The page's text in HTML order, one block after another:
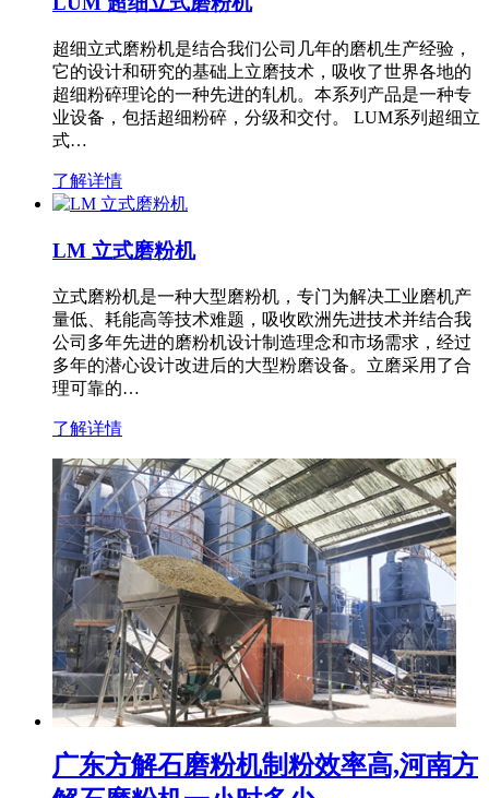
超细立式磨粉机是结合我们公司几年的磨机生产经验，
它的设计和研究的基础上立磨技术，吸收了世界各地的
超细粉碎理论的一种先进的轧机。本系列产品是一种专
业设备，包括超细粉碎，分级和交付。 LUM系列超细立
式…
了解详情
LM 立式磨粉机
立式磨粉机是一种大型磨粉机，专门为解决工业磨机产
量低、耗能高等技术难题，吸收欧洲先进技术并结合我
公司多年先进的磨粉机设计制造理念和市场需求，经过
多年的潜心设计改进后的大型粉磨设备。立磨采用了合
理可靠的…
了解详情
广东方解石磨粉机制粉效率高,河南方